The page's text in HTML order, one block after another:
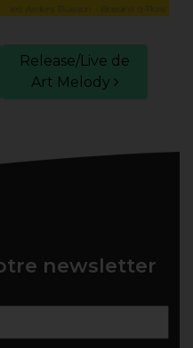
Release/Live de
Art Melody
newsletter